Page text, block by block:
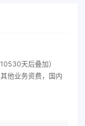
天后叠加）
他业务资费，国内